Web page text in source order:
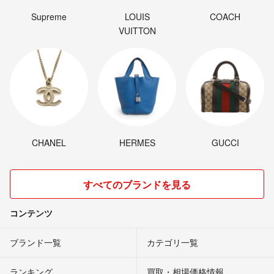
Supreme
LOUIS
VUITTON
COACH
CHANEL HERMES GUCCI
すべてのブランドを見る
コンテンツ
ブランド一覧 カテゴリ一覧
ランキング 買取・相場価格情報